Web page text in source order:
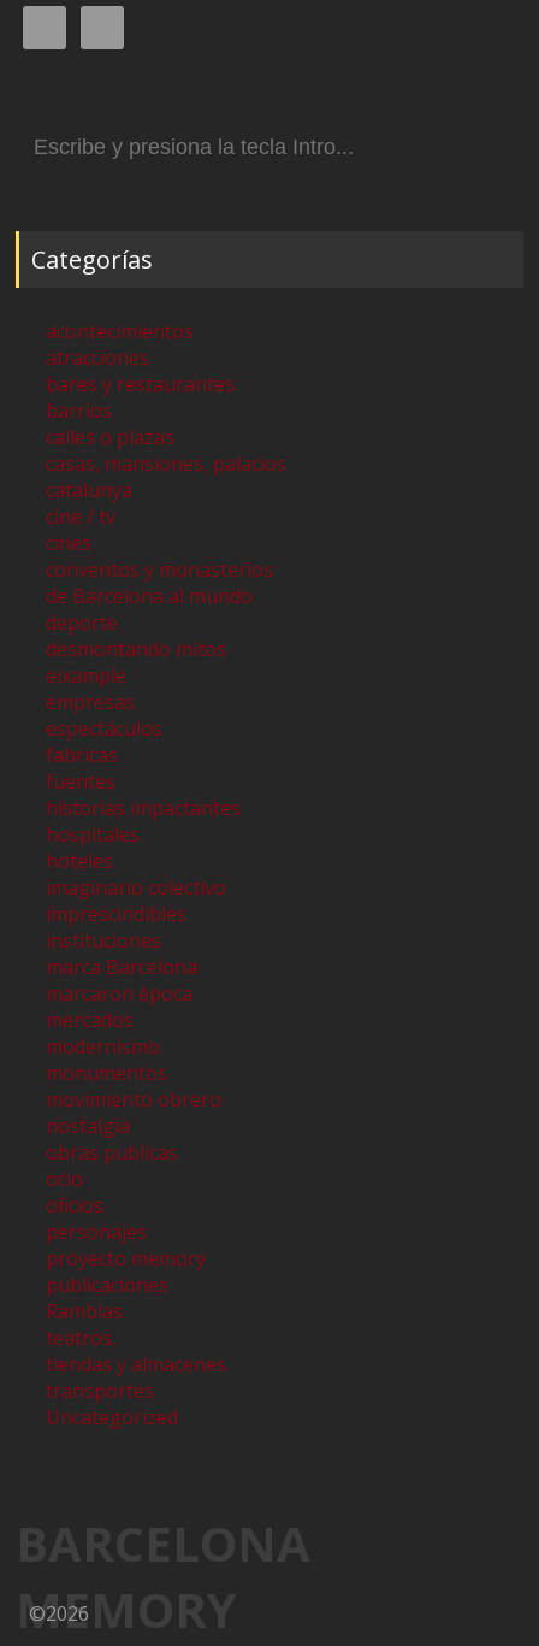
Categorías
acontecimientos
atracciones
bares y restaurantes
barrios
calles o plazas
casas, mansiones, palacios
catalunya
cine / tv
cines
conventos y monasterios
de Barcelona al mundo
deporte
desmontando mitos
eixample
empresas
espectáculos
fabricas
fuentes
historias impactantes
hospitales
hoteles
imaginario colectivo
imprescindibles
instituciones
marca Barcelona
marcaron época
mercados
modernismo
monumentos
movimiento obrero
nostalgia
obras publicas
ocio
oficios
personajes
proyecto memory
publicaciones
Ramblas
teatros,
tiendas y almacenes
transportes
Uncategorized
BARCELONA
MEMORY
©2026